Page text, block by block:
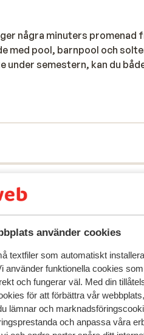
använder cookies
textfiler som automatiskt
använder funktionella cookies
och fungerar väl. Med din
för att förbättra vår
lämnar och
och anpassa våra
några minuters promenad
med pool, barnpool och
under semestern, kan du
bli lite extra bortskämd, har
i priset. Vi
vill bo centralt i
speglar deras upplevelser av